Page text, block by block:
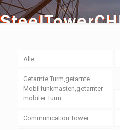
Alle
Getarnte Turm,getarnte
Mobilfunkmasten,getarnter
mobiler Turm
Communication Tower